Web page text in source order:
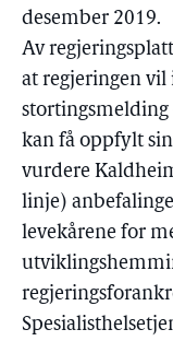
desember 2019.
Av
at regjeringen vil
kan få oppfylt
vurdere
linje)
levekårene for